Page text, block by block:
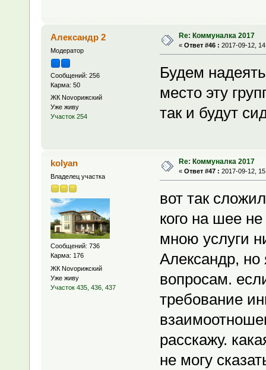
Александр 2
Модератор
Сообщений: 256
Карма: 50
ЖК Novoрижский
Уже живу
Участок 254
Re: Коммуналка 2017
« Ответ #46 : 2017-09-12,
Будем
место эту
так и будут
kolyan
Владелец участка
Сообщений: 736
Карма: 176
ЖК Novoрижский
Уже живу
Участок 435, 436, 437
Re: Коммуналка 2017
« Ответ #47 : 2017-09-12,
вот так
кого на шее
мною услуги
Александр,
вопросам.
требование
расскажу.
не могу